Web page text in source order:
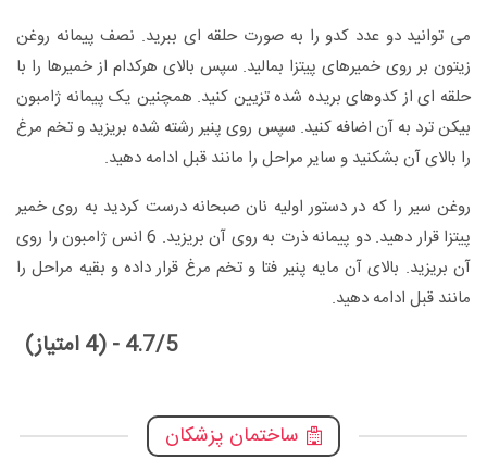
می توانید دو عدد کدو را به صورت حلقه ای ببرید. نصف پیمانه روغن
زیتون بر روی خمیرهای پیتزا بمالید. سپس بالای هرکدام از خمیرها را با
حلقه ای از کدوهای بریده شده تزیین کنید. همچنین یک پیمانه ژامبون
بیکن ترد به آن اضافه کنید. سپس روی پنیر رشته شده بریزید و تخم مرغ
را بالای آن بشکنید و سایر مراحل را مانند قبل ادامه دهید.
روغن سیر را که در دستور اولیه نان صبحانه درست کردید به روی خمیر
پیتزا قرار دهید. دو پیمانه ذرت به روی آن بریزید. 6 انس ژامبون را روی
آن بریزید. بالای آن مایه پنیر فتا و تخم مرغ قرار داده و بقیه مراحل را
مانند قبل ادامه دهید.
4.7/5 - (4 امتیاز)
ساختمان پزشکان